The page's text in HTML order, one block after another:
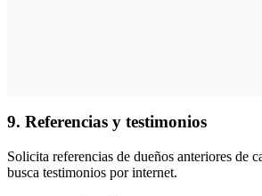
9. Referencias y testimonios
Solicita referencias de dueños anteriores de
busca testimonios por internet.